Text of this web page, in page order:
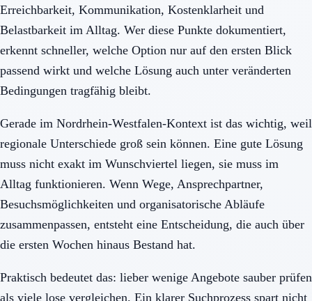
Erreichbarkeit, Kommunikation, Kostenklarheit und
Belastbarkeit im Alltag. Wer diese Punkte dokumentiert,
erkennt schneller, welche Option nur auf den ersten Blick
passend wirkt und welche Lösung auch unter veränderten
Bedingungen tragfähig bleibt.
Gerade im Nordrhein-Westfalen-Kontext ist das wichtig, weil
regionale Unterschiede groß sein können. Eine gute Lösung
muss nicht exakt im Wunschviertel liegen, sie muss im
Alltag funktionieren. Wenn Wege, Ansprechpartner,
Besuchsmöglichkeiten und organisatorische Abläufe
zusammenpassen, entsteht eine Entscheidung, die auch über
die ersten Wochen hinaus Bestand hat.
Praktisch bedeutet das: lieber wenige Angebote sauber prüfen
als viele lose vergleichen. Ein klarer Suchprozess spart nicht